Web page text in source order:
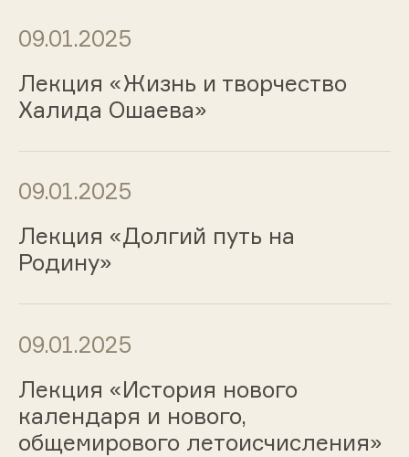
09.01.2025
Лекция «Жизнь и творчество
Халида Ошаева»
09.01.2025
Лекция «Долгий путь на
Родину»
09.01.2025
Лекция «История нового
календаря и нового,
общемирового летоисчисления»